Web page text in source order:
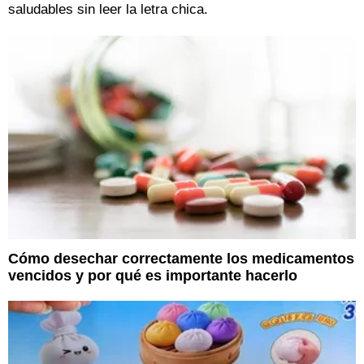
saludables sin leer la letra chica.
Cómo desechar correctamente los medicamentos
vencidos y por qué es importante hacerlo